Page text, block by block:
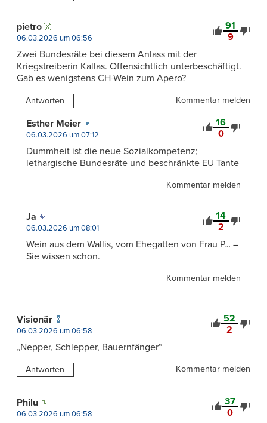
91
9
pietro
06.03.2026 um 06:56
Zwei Bundesräte bei diesem Anlass mit der
Kriegstreiberin Kallas. Offensichtlich unterbeschäftigt.
Gab es wenigstens CH-Wein zum Apero?
Antworten Kommentar melden
16
0
Esther Meier
06.03.2026 um 07:12
Dummheit ist die neue Sozialkompetenz;
lethargische Bundesräte und beschränkte EU Tante
Kommentar melden
14
2
Ja
06.03.2026 um 08:01
Wein aus dem Wallis, vom Ehegatten von Frau P… –
Sie wissen schon.
Kommentar melden
52
2
Visionär
06.03.2026 um 06:58
„Nepper, Schlepper, Bauernfänger“
Antworten Kommentar melden
37
0
Philu
06.03.2026 um 06:58